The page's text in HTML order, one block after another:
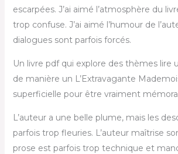
escarpées. J’ai aimé l’atmosphère du
trop confuse. J’ai aimé l’humour de
dialogues sont parfois forcés.
Un livre pdf qui explore des thèmes lire
de manière un L’Extravagante
superficielle pour être vraiment
L’auteur a une belle plume, mais les
parfois trop fleuries. L’auteur maîtrise
prose est parfois trop technique et